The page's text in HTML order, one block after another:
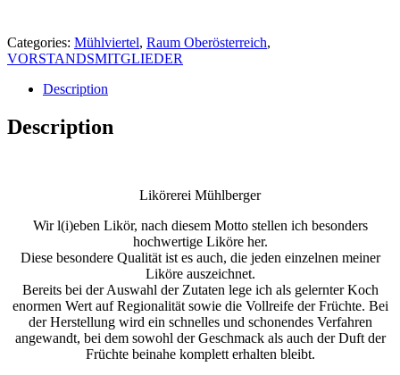
Categories: Mühlviertel, Raum Oberösterreich,
VORSTANDSMITGLIEDER
Description
Description
Likörerei Mühlberger
Wir l(i)eben Likör, nach diesem Motto stellen ich besonders
hochwertige Liköre her.
Diese besondere Qualität ist es auch, die jeden einzelnen meiner
Liköre auszeichnet.
Bereits bei der Auswahl der Zutaten lege ich als gelernter Koch
enormen Wert auf Regionalität sowie die Vollreife der Früchte. Bei
der Herstellung wird ein schnelles und schonendes Verfahren
angewandt, bei dem sowohl der Geschmack als auch der Duft der
Früchte beinahe komplett erhalten bleibt.